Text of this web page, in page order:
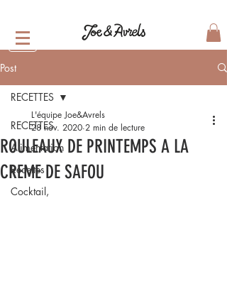
Post
RECETTES
Alimentation
Recettes
Cocktail,
RECETTES
ROULEAUX DE PRINTEMPS A LA
CREME DE SAFOU
L'équipe Joe&Avrels
28 nov. 2020 2 min de lecture